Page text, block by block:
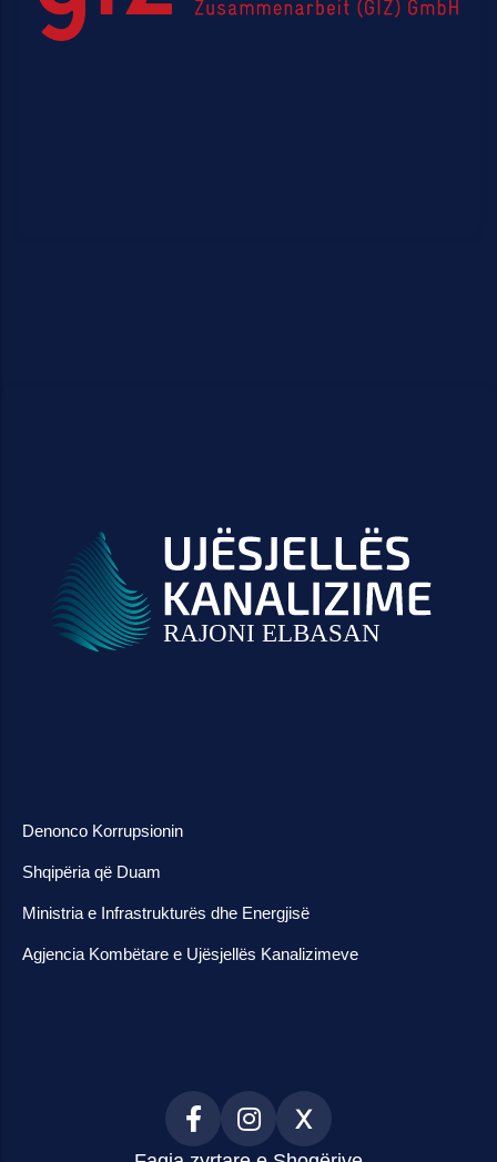
Denonco Korrupsionin
Shqipëria që Duam
Ministria e Infrastrukturës dhe Energjisë
Agjencia Kombëtare e Ujësjellës Kanalizimeve